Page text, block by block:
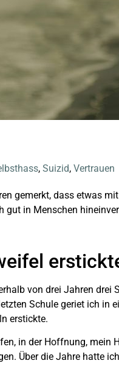
, Suizid, Vertrauen
gemerkt, dass etwas
gut in Menschen
von drei Jahren
Schule geriet ich in
erstickte.
in der Hoffnung,
Über die Jahre hatte